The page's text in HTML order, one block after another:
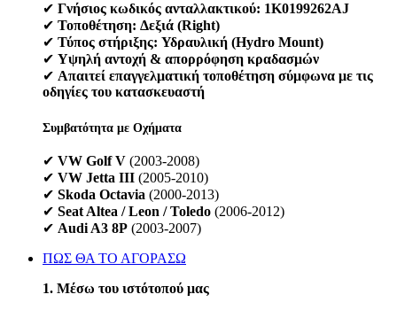
✔ Γνήσιος κωδικός ανταλλακτικού: 1K0199262AJ
✔ Τοποθέτηση: Δεξιά (Right)
✔ Τύπος στήριξης: Υδραυλική (Hydro Mount)
✔ Υψηλή αντοχή & απορρόφηση κραδασμών
✔ Απαιτεί επαγγελματική τοποθέτηση σύμφωνα με τις
οδηγίες του κατασκευαστή
Συμβατότητα με Οχήματα
✔ VW Golf V (2003-2008)
✔ VW Jetta III (2005-2010)
✔ Skoda Octavia (2000-2013)
✔ Seat Altea / Leon / Toledo (2006-2012)
✔ Audi A3 8P (2003-2007)
ΠΩΣ ΘΑ ΤΟ ΑΓΟΡΑΣΩ
1. Μέσω του ιστότοπού μας